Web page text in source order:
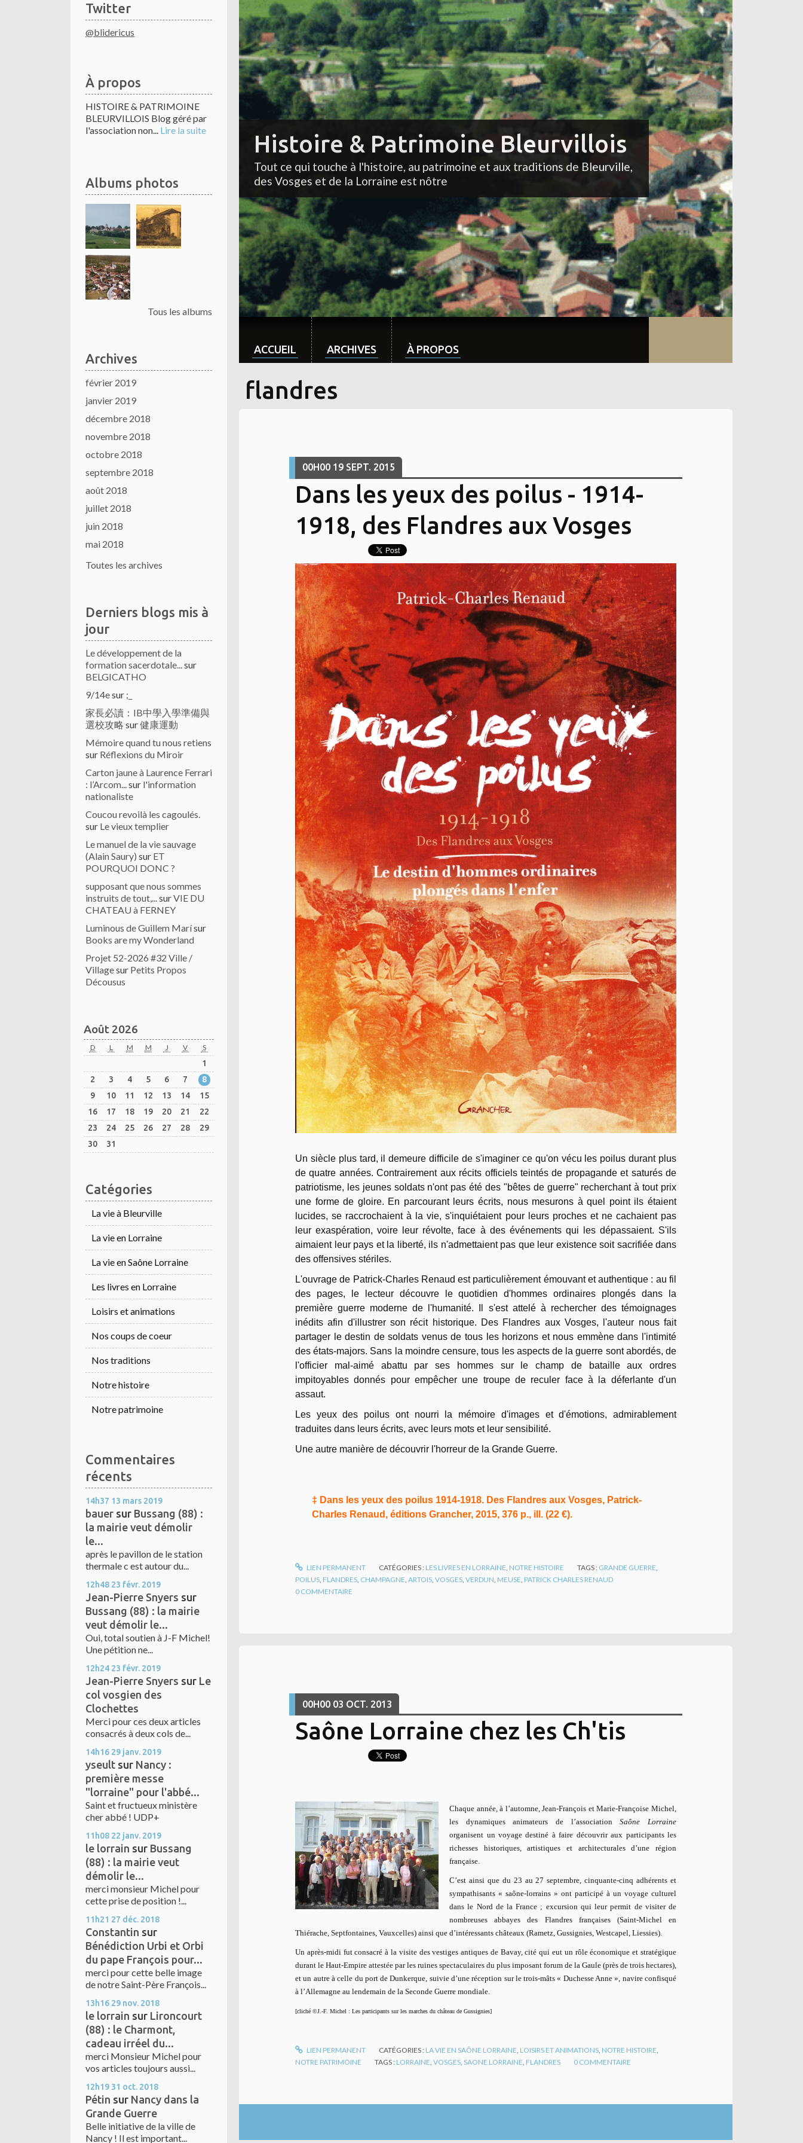
Twitter
@blidericus
À propos
HISTOIRE & PATRIMOINE
BLEURVILLOIS Blog géré par
l'association non... Lire la suite
Albums photos
Tous les albums
Archives
février 2019
janvier 2019
décembre 2018
novembre 2018
octobre 2018
septembre 2018
août 2018
juillet 2018
juin 2018
mai 2018
Toutes les archives
Derniers blogs mis à
jour
Le développement de la
formation sacerdotale...sur
BELGICATHO
9/14esur ;_
家長必讀：IB中學入學準備與
選校攻略 sur健康運動
Mémoire quand tu nous retiens
sur Réflexions du Miroir
Carton jaune à Laurence Ferrari
: l’Arcom...sur l'information
nationaliste
Coucou revoilà les cagoulés.
sur Le vieux templier
Le manuel de la vie sauvage
(Alain Saury) sur ET
POURQUOI DONC ?
supposant que nous sommes
instruits de tout,...surVIE DU
CHATEAU à FERNEY
Luminous de Guillem Marísur
Books are my Wonderland
Projet 52-2026 #32 Ville /
Villagesur Petits Propos
Décousus
Août 2026
D L M M J V S
1
2
3 4 5 6 7
8
9
10 11 12 13 14
15
16
17 18 19 20 21
22
23
24 25 26 27 28
29
30
31
Catégories
La vie à Bleurville
La vie en Lorraine
La vie en Saône Lorraine
Les livres en Lorraine
Loisirs et animations
Nos coups de coeur
Nos traditions
Notre histoire
Notre patrimoine
Commentaires
récents
14h37 13 mars 2019
bauer sur Bussang (88) :
la mairie veut démolir
le...
après le pavillon de le station
thermale c est autour du...
12h48 23 févr. 2019
Jean-Pierre Snyers sur
Bussang (88) : la mairie
veut démolir le...
Oui, total soutien à J-F Michel!
Une pétition ne...
12h24 23 févr. 2019
Jean-Pierre Snyers sur Le
col vosgien des
Clochettes
Merci pour ces deux articles
consacrés à deux cols de...
14h16 29 janv. 2019
yseult sur Nancy :
première messe
"lorraine" pour l'abbé...
Saint et fructueux ministère
cher abbé ! UDP+
11h08 22 janv. 2019
le lorrain sur Bussang
(88) : la mairie veut
démolir le...
merci monsieur Michel pour
cette prise de position !...
11h21 27 déc. 2018
Constantin sur
Bénédiction Urbi et Orbi
du pape François pour...
merci pour cette belle image
de notre Saint-Père François...
13h16 29 nov. 2018
le lorrain sur Lironcourt
(88) : le Charmont,
cadeau irréel du...
merci Monsieur Michel pour
vos articles toujours aussi...
12h19 31 oct. 2018
Pétin sur Nancy dans la
Grande Guerre
Belle initiative de la ville de
Nancy ! Il est important...
Histoire & Patrimoine Bleurvillois
Tout ce qui touche à l'histoire, au patrimoine et aux traditions de Bleurville,
des Vosges et de la Lorraine est nôtre
ACCUEIL ARCHIVES À PROPOS
flandres
00H00 19 SEPT. 2015
Dans les yeux des poilus - 1914-
1918, des Flandres aux Vosges
Un siècle plus tard, il demeure difficile de s'imaginer ce qu'on vécu les poilus durant plus
de quatre années. Contrairement aux récits officiels teintés de propagande et saturés de
patriotisme, les jeunes soldats n'ont pas été des "bêtes de guerre" recherchant à tout prix
une forme de gloire. En parcourant leurs écrits, nous mesurons à quel point ils étaient
lucides, se raccrochaient à la vie, s'inquiétaient pour leurs proches et ne cachaient pas
leur exaspération, voire leur révolte, face à des événements qui les dépassaient. S'ils
aimaient leur pays et la liberté, ils n'admettaient pas que leur existence soit sacrifiée dans
des offensives stériles.
L'ouvrage de Patrick-Charles Renaud est particulièrement émouvant et authentique : au fil
des pages, le lecteur découvre le quotidien d'hommes ordinaires plongés dans la
première guerre moderne de l'humanité. Il s'est attelé à rechercher des témoignages
inédits afin d'illustrer son récit historique. Des Flandres aux Vosges, l'auteur nous fait
partager le destin de soldats venus de tous les horizons et nous emmène dans l'intimité
des états-majors. Sans la moindre censure, tous les aspects de la guerre sont abordés, de
l'officier mal-aimé abattu par ses hommes sur le champ de bataille aux ordres
impitoyables donnés pour empêcher une troupe de reculer face à la déferlante d'un
assaut.
Les yeux des poilus ont nourri la mémoire d'images et d'émotions, admirablement
traduites dans leurs écrits, avec leurs mots et leur sensibilité.
Une autre manière de découvrir l'horreur de la Grande Guerre.
‡ Dans les yeux des poilus 1914-1918. Des Flandres aux Vosges, Patrick-
Charles Renaud, éditions Grancher, 2015, 376 p., ill. (22 €).
LIEN PERMANENT CATÉGORIES : LES LIVRES EN LORRAINE, NOTRE HISTOIRE TAGS : GRANDE GUERRE,
POILUS, FLANDRES, CHAMPAGNE, ARTOIS, VOSGES, VERDUN, MEUSE, PATRICK CHARLES RENAUD
0 COMMENTAIRE
00H00 03 OCT. 2013
Saône Lorraine chez les Ch'tis
Chaque année, à l’automne, Jean-François et Marie-Françoise Michel,
les dynamiques animateurs de l’associationSaône Lorraine
organisent un voyage destiné à faire découvrir aux participants les
richesses historiques, artistiques et architecturales d’une région
française.
C’est ainsi que du 23 au 27 septembre, cinquante-cinq adhérents et
sympathisants « saône-lorrains » ont participé à un voyage culturel
dans le Nord de la France ; excursion qui leur permit de visiter de
nombreuses abbayes des Flandres françaises (Saint-Michel en
Thiérache, Septfontaines, Vauxcelles) ainsi que d’intéressants châteaux (Rametz, Gussignies, Westcapel, Liessies).
Un après-midi fut consacré à la visite des vestiges antiques de Bavay, cité qui eut un rôle économique et stratégique
durant le Haut-Empire attestée par les ruines spectaculaires du plus imposant forum de la Gaule (près de trois hectares),
et un autre à celle du port de Dunkerque, suivie d’une réception sur le trois-mâts « Duchesse Anne », navire confisqué
à l’Allemagne au lendemain de la Seconde Guerre mondiale.
[cliché ©J.-F. Michel : Les participants sur les marches du château de Gussignies]
LIEN PERMANENT CATÉGORIES : LA VIE EN SAÔNE LORRAINE LOISIRS ET ANIMATIONS NOTRE HISTOIRE
NOTRE PATRIMOINE
TAGS : LORRAINE VOSGES SAONE LORRAINE FLANDRES 0 COMMENTAIRE